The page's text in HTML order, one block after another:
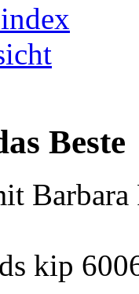
Beste
Barbara
kip